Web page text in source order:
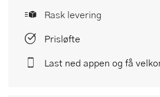
Rask levering
Prisløfte
Last ned appen og få